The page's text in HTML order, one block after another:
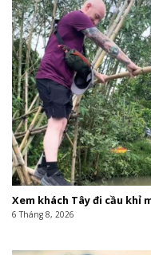
Xem khách Tây đi cầu khỉ
6 Tháng 8, 2026